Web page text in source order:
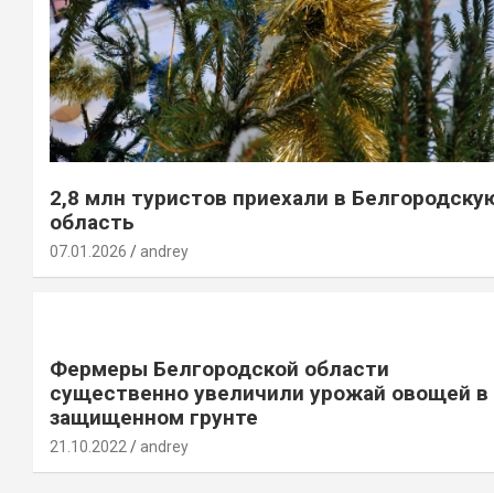
2,8 млн туристов приехали в
область
07.01.2026 andrey
Фермеры Белгородской области
существенно увеличили урожай овощей в
защищенном грунте
21.10.2022 andrey